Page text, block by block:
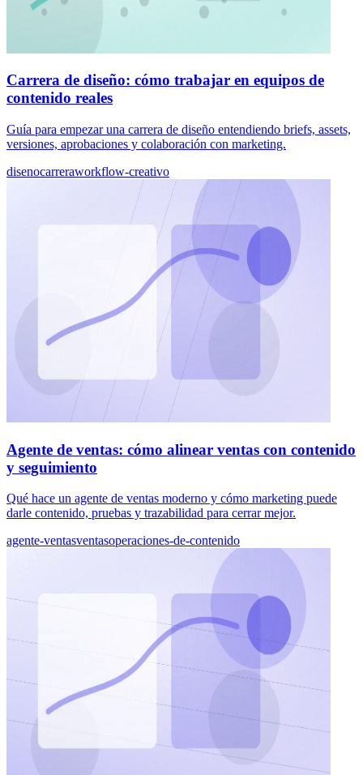
Carrera de diseño: cómo trabajar en equipos de
contenido reales
Guía para empezar una carrera de diseño entendiendo briefs, assets,
versiones, aprobaciones y colaboración con marketing.
disenocarreraworkflow-creativo
Agente de ventas: cómo alinear ventas con contenido
y seguimiento
Qué hace un agente de ventas moderno y cómo marketing puede
darle contenido, pruebas y trazabilidad para cerrar mejor.
agente-ventasventasoperaciones-de-contenido